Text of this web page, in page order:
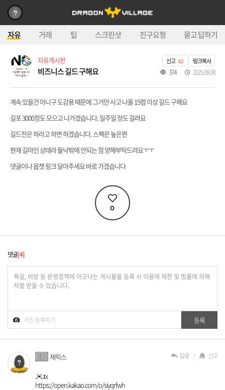
자유 거래 팁 스크린샷 친구요청 묻고 답하기
자유게시판
비즈니스 길드 구해요
신고 링크복사
374 2025.08.08
계속 있을건 아니구 도감용 때문에 그거만 사고 나올 15렙 이상 길드 구해요
길포 3000정도 모으고 나가겠습니다. 일주일 정도 걸려요
길드전은 하라고 하면 하겠습니다. 스펙은 높은편
현재 길마인 상태라 들낙밖에 안되는 점 양해부탁드려요ㅜㅜ
댓글이나 옵챗 링크 달아주세요 바로 가겠습니다
0
댓글 4
제릭스
J•Lɪx
https://open.kakao.com/o/siyqrfwh
답글 신고